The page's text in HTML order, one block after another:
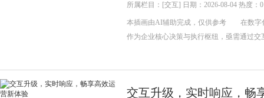
所属栏目：[交互] 日期：2026-08-04 热度：0
本插画由AI辅助完成，仅供参考 在数字
作为企业核心决策与执行枢纽，亟需通过
交互升级，实时响应，畅